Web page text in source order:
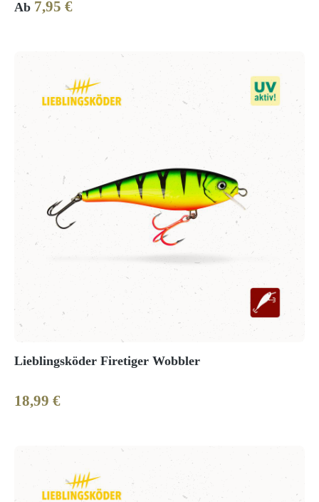
Regulärer Preis:
Ab 7,95 €
Lieblingsköder Firetiger Wobbler
Regulärer Preis:
18,99 €